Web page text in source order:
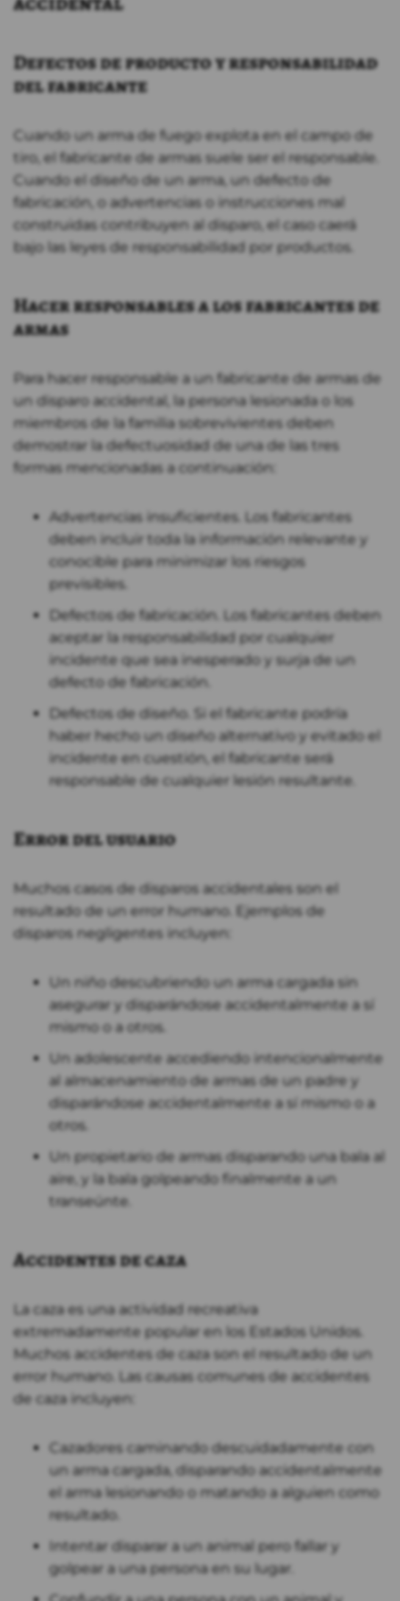
Defectos de producto y responsabilidad
del fabricante
Cuando un arma de fuego explota en el campo de
tiro, el fabricante de armas suele ser el responsable.
Cuando el diseño de un arma, un defecto de
fabricación, o advertencias o instrucciones mal
construidas contribuyen al disparo, el caso caerá
bajo las leyes de responsabilidad por productos.
Hacer responsables a los fabricantes de
armas
Para hacer responsable a un fabricante de armas de
un disparo accidental, la persona lesionada o los
miembros de la familia sobrevivientes deben
demostrar la defectuosidad de una de las tres
formas mencionadas a continuación:
Advertencias insuficientes. Los fabricantes
deben incluir toda la información relevante y
conocible para minimizar los riesgos
previsibles.
Defectos de fabricación. Los fabricantes deben
aceptar la responsabilidad por cualquier
incidente que sea inesperado y surja de un
defecto de fabricación.
Defectos de diseño. Si el fabricante podría
haber hecho un diseño alternativo y evitado el
incidente en cuestión, el fabricante será
responsable de cualquier lesión resultante.
Error del usuario
Muchos casos de disparos accidentales son el
resultado de un error humano. Ejemplos de
disparos negligentes incluyen:
Un niño descubriendo un arma cargada sin
asegurar y disparándose accidentalmente a sí
mismo o a otros.
Un adolescente accediendo intencionalmente
al almacenamiento de armas de un padre y
disparándose accidentalmente a sí mismo o a
otros.
Un propietario de armas disparando una bala al
aire, y la bala golpeando finalmente a un
transeúnte.
Accidentes de caza
La caza es una actividad recreativa
extremadamente popular en los Estados Unidos.
Muchos accidentes de caza son el resultado de un
error humano. Las causas comunes de accidentes
de caza incluyen:
Cazadores caminando descuidadamente con
un arma cargada, disparando accidentalmente
el arma lesionando o matando a alguien como
resultado.
Intentar disparar a un animal pero fallar y
golpear a una persona en su lugar.